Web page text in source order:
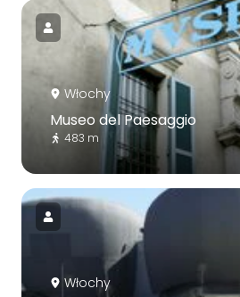
Włochy
Museo del Paesaggio
483 m
Włochy